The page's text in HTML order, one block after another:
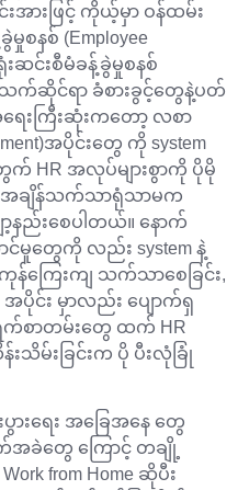
းအားဖြင့် ကိုယ့်မှာ ဝန်ထမ်း
နစ် (Employee
းဆင်းစီမံခန့်ခွဲမှုစနစ်
, သက်ဆိုင်ရာ ခံစားခွင့်တွေနဲ့ပတ်
ရေးကြီးဆုံးကတော့ လစာ
အပိုင်းတွေ ကို system
HR အလုပ်များစွာကို ပိုမို
အချိန်သက်သာရုံသာမက
ာ့နည်းစေပါတယ်။ နောက်
င်မှုတွေကို လည်း system နဲ့
ကြေးကျ သက်သာစေခြင်း,
င်း မှာလည်း ပျောက်ရှ
ရွက်စာတမ်းတွေ ထက် HR
းသိမ်းခြင်းက ပို ပီးလုံခြုံ
ပွားရေး အခြေအနေ တွေ
အခဲတွေ ကြောင့် တချို့
from Home ဆိုပီး